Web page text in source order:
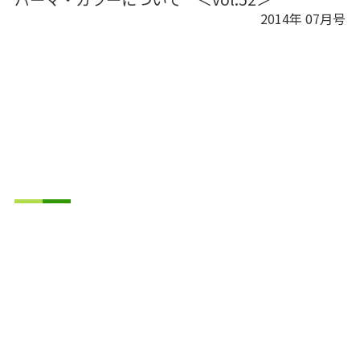
2014年 07月号